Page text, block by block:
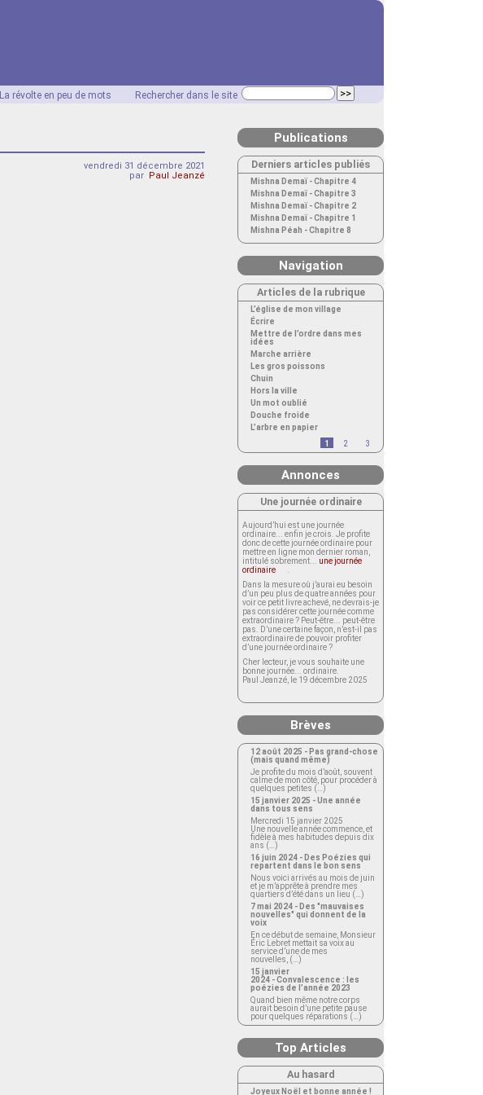
Rechercher dans le site
La révolte en peu de mots
vendredi 31 décembre 2021
par Paul Jeanzé
Publications
Derniers articles publiés
Mishna Demaï - Chapitre 4
Mishna Demaï - Chapitre 3
Mishna Demaï - Chapitre 2
Mishna Demaï - Chapitre 1
Mishna Péah - Chapitre 8
Navigation
Articles de la rubrique
L’église de mon village
Écrire
Mettre de l’ordre dans mes
idées
Marche arrière
Les gros poissons
Chuin
Hors la ville
Un mot oublié
Douche froide
L’arbre en papier
1
2 3
Annonces
Une journée ordinaire
Aujourd’hui est une journée
ordinaire... enfin je crois. Je profite
donc de cette journée ordinaire pour
mettre en ligne mon dernier roman,
intitulé sobrement... une journée
ordinaire
Dans la mesure où j’aurai eu besoin
d’un peu plus de quatre années pour
voir ce petit livre achevé, ne devrais-je
pas considérer cette journée comme
extraordinaire ? Peut-être... peut-être
pas. D’une certaine façon, n’est-il pas
extraordinaire de pouvoir profiter
d’une journée ordinaire ?
Cher lecteur, je vous souhaite une
bonne journée... ordinaire.
Paul Jeanzé, le 19 décembre 2025
Brèves
12 août 2025 - Pas grand-chose
(mais quand même)
Je profite du mois d’août, souvent
calme de mon côté, pour procéder à
quelques petites (…)
15 janvier 2025 - Une année
dans tous sens
Mercredi 15 janvier 2025
Une nouvelle année commence, et
fidèle à mes habitudes depuis dix
ans (…)
16 juin 2024 - Des Poézies qui
repartent dans le bon sens
Nous voici arrivés au mois de juin
et je m’apprête à prendre mes
quartiers d’été dans un lieu (…)
7 mai 2024 - Des "mauvaises
nouvelles" qui donnent de la
voix
En ce début de semaine, Monsieur
Éric Lebret mettait sa voix au
service d’une de mes
nouvelles, (…)
15 janvier
2024 - Convalescence : les
poézies de l’année 2023
Quand bien même notre corps
aurait besoin d’une petite pause
pour quelques réparations (…)
Top Articles
Au hasard
Joyeux Noël et bonne année !